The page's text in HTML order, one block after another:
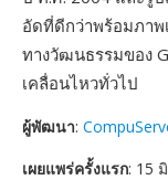
อัดที่ดีกว่าพร้อมภาพ
ทางวัฒนธรรมของ
เคลื่อนไหวทั่วไป
ผู้พัฒนา:
เผยแพร่ครั้งแรก: 15